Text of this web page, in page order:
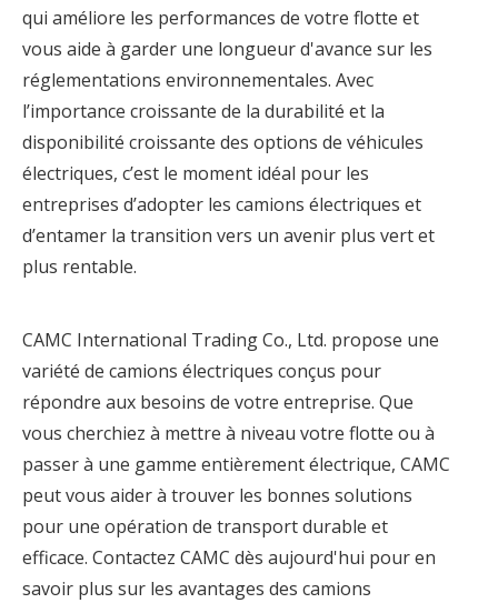
qui améliore les performances de votre flotte et
vous aide à garder une longueur d'avance sur les
réglementations environnementales. Avec
l’importance croissante de la durabilité et la
disponibilité croissante des options de véhicules
électriques, c’est le moment idéal pour les
entreprises d’adopter les camions électriques et
d’entamer la transition vers un avenir plus vert et
plus rentable.
CAMC International Trading Co., Ltd. propose une
variété de camions électriques conçus pour
répondre aux besoins de votre entreprise. Que
vous cherchiez à mettre à niveau votre flotte ou à
passer à une gamme entièrement électrique, CAMC
peut vous aider à trouver les bonnes solutions
pour une opération de transport durable et
efficace. Contactez CAMC dès aujourd'hui pour en
savoir plus sur les avantages des camions